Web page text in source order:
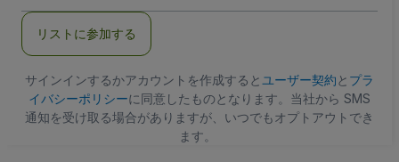
ア
ス
リストに参加する
サインインするかアカウントを作成すると ユーザー契約と プラ
イバシーポリシーに同意したものとなります。当社から SMS
通知を受け取る場合がありますが、いつでもオプトアウトでき
ます。